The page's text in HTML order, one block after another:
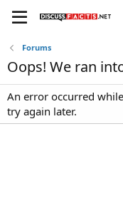
Forums
Oops! We ran
An error occurred
try again later.